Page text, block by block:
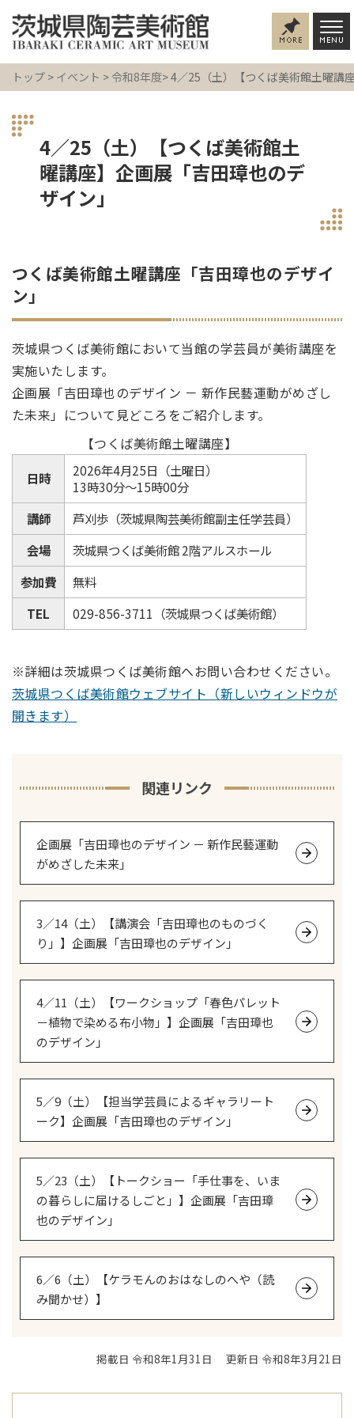
トップ > イベント > 令和8年度> 4／25（土）【つくば美術館土曜講
4／25（土）【つくば美術館土
曜講座】企画展「吉田璋也のデ
ザイン」
つくば美術館土曜講座「吉田璋也のデザイ
ン」
茨城県つくば美術館において当館の学芸員が美術講座を
実施いたします。
企画展「吉田璋也のデザイン － 新作民藝運動がめざし
た未来」について見どころをご紹介します。
【つくば美術館土曜講座】
日時
2026年4月25日（土曜日）
13時30分～15時00分
講師
芦刈歩（茨城県陶芸美術館副主任学芸員）
会場
茨城県つくば美術館 2階アルスホール
参加費
無料
TEL
029-856-3711（茨城県つくば美術館）
※詳細は茨城県つくば美術館へお問い合わせください。
茨城県つくば美術館ウェブサイト（新しいウィンドウが
開きます）
関連リンク
企画展「吉田璋也のデザイン － 新作民藝運動
がめざした未来」
3／14（土）【講演会「吉田璋也のものづく
り」】企画展「吉田璋也のデザイン」
4／11（土）【ワークショップ「春色パレット
－植物で染める布小物」】企画展「吉田璋也
のデザイン」
5／9（土）【担当学芸員によるギャラリート
ーク】企画展「吉田璋也のデザイン」
5／23（土）【トークショー「手仕事を、いま
の暮らしに届けるしごと」】企画展「吉田璋
也のデザイン」
6／6（土）【ケラモんのおはなしのへや（読
み聞かせ）】
掲載日 令和8年1月31日 更新日 令和8年3月21日